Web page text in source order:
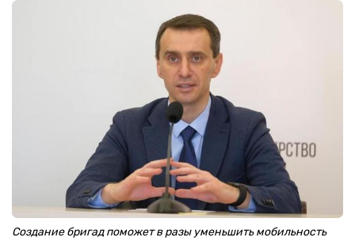
Создание бригад поможет в разы уменьшить мобильность